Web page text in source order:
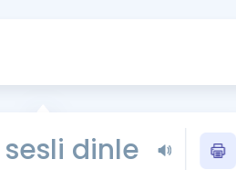
Tüm ÖSYM
YDS - YÖKDİL
sesli dinle